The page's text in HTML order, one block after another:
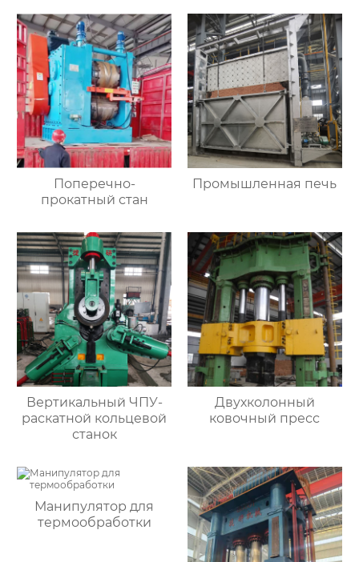
пресс
Поперечно-
прокатный стан
Промышленная печь
Вертикальный ЧПУ-
раскатной кольцевой
станок
Двухколонный
ковочный пресс
Манипулятор для
термообработки